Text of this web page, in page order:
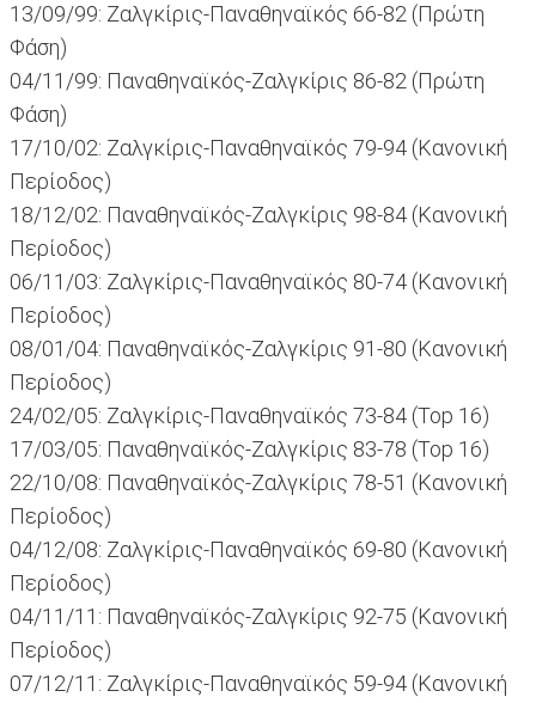
13/09/99: Ζαλγκίρις-Παναθηναϊκός 66-82 (Πρώτη
Φάση)
04/11/99: Παναθηναϊκός-Ζαλγκίρις 86-82 (Πρώτη
Φάση)
17/10/02: Ζαλγκίρις-Παναθηναϊκός 79-94 (Κανονική
Περίοδος)
18/12/02: Παναθηναϊκός-Ζαλγκίρις 98-84 (Κανονική
Περίοδος)
06/11/03: Ζαλγκίρις-Παναθηναϊκός 80-74 (Κανονική
Περίοδος)
08/01/04: Παναθηναϊκός-Ζαλγκίρις 91-80 (Κανονική
Περίοδος)
24/02/05: Ζαλγκίρις-Παναθηναϊκός 73-84 (Top 16)
17/03/05: Παναθηναϊκός-Ζαλγκίρις 83-78 (Top 16)
22/10/08: Παναθηναϊκός-Ζαλγκίρις 78-51 (Κανονική
Περίοδος)
04/12/08: Ζαλγκίρις-Παναθηναϊκός 69-80 (Κανονική
Περίοδος)
04/11/11: Παναθηναϊκός-Ζαλγκίρις 92-75 (Κανονική
Περίοδος)
07/12/11: Ζαλγκίρις-Παναθηναϊκός 59-94 (Κανονική